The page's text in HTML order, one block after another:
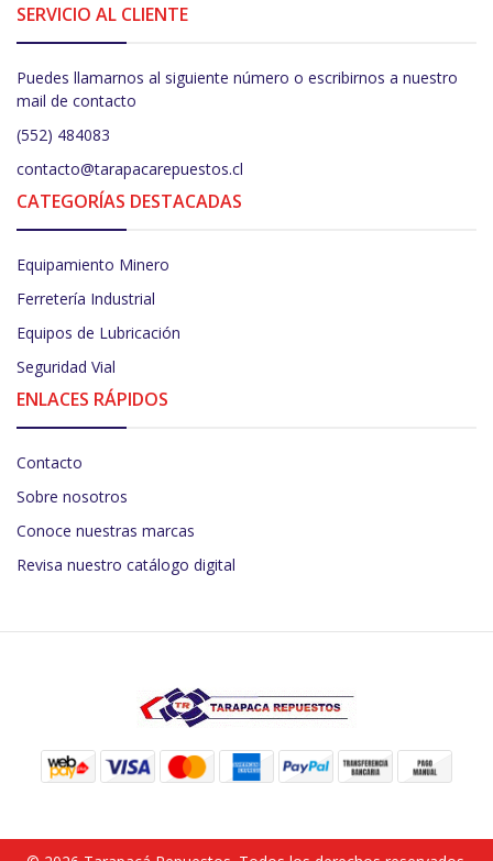
SERVICIO AL CLIENTE
Puedes llamarnos al siguiente número o escribirnos a nuestro
mail de contacto
(552) 484083
contacto@tarapacarepuestos.cl
CATEGORÍAS DESTACADAS
Equipamiento Minero
Ferretería Industrial
Equipos de Lubricación
Seguridad Vial
ENLACES RÁPIDOS
Contacto
Sobre nosotros
Conoce nuestras marcas
Revisa nuestro catálogo digital